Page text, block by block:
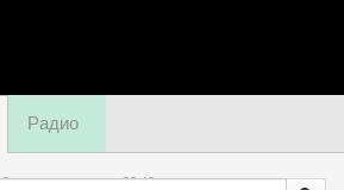
Радио
8 августа, пятница,00:48